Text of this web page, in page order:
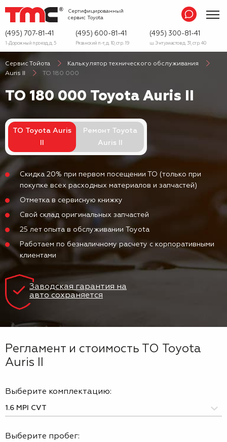
Сертифицированный
сервис Toyota
(495) 707-81-41
1-Дорожный проезд, д. 5
(495) 600-81-41
Рязанский п-т, д. 10, стр. 19
(495) 300-81-41
ш. Энтузиастов д. 31, стр. 40
Сервис Тойота
Калькулятор технического обслуживания
Auris II
ТО 180 000
ТО 180 000 Toyota Auris II
ТО Toyota Auris
Ремонт Toyota
Auris II
Скидка 20% при первом посещении ТО (только при
покупке всех расходных материалов и запчастей)
Отметка в сервисную книжку
Свой склад оригинальных запчастей
25 лет опыта в обслуживании Toyota
Работаем по безналичному расчету с корпоративными
клиентами
Заводская гарантия на
авто сохраняется
Регламент и стоимость ТО Toyota
Auris II
Выберите комплектацию:
Выберите пробег: